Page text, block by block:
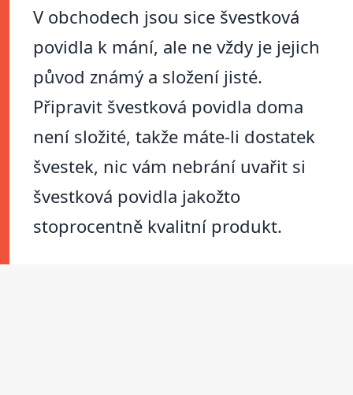
V obchodech jsou sice švestková
povidla k mání, ale ne vždy je jejich
původ známý a složení jisté.
Připravit švestková povidla doma
není složité, takže máte-li dostatek
švestek, nic vám nebrání uvařit si
švestková povidla jakožto
stoprocentně kvalitní produkt.